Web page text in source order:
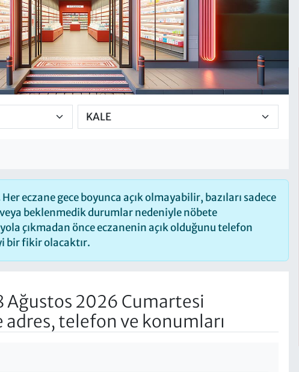
Her eczane gece boyunca açık olmayabilir, bazıları sadece
beklenmedik durumlar nedeniyle nöbete
çıkmadan önce eczanenin açık olduğunu telefon
bir fikir olacaktır.
Ağustos 2026 Cumartesi
telefon ve konumları